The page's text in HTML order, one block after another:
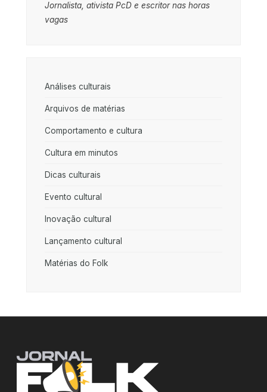
Jornalista, ativista PcD e escritor nas horas
vagas
Análises culturais
Arquivos de matérias
Comportamento e cultura
Cultura em minutos
Dicas culturais
Evento cultural
Inovação cultural
Lançamento cultural
Matérias do Folk